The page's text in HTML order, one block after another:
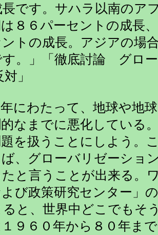
です。サハラ以南のア
８６パーセントの成長
トの成長。アジアの場
す。」「徹底討論 グロ
」
年にわたって、地球や地
なまでに悪化している
を扱うことにしよう。
、グローバリゼーショ
と言うことが出来る。
び政策研究センター」
と、世界中どこでもそ
９６０年から８０年ま